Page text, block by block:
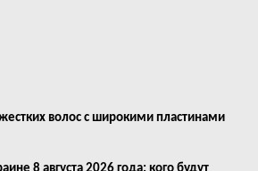
волос с широкими пластинами